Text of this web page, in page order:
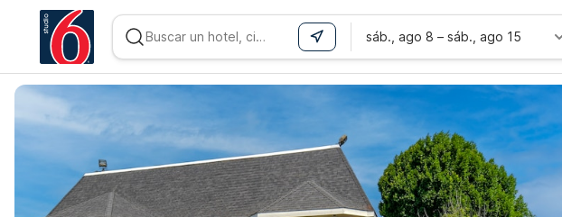
WIZARD MEMBER
sáb., ago 8 – sáb., ago 15